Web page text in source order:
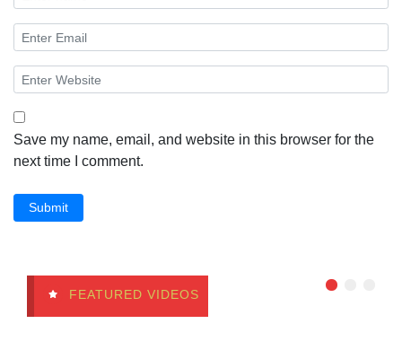
Save my name, email, and website in this browser for the
next time I comment.
Submit
FEATURED VIDEOS